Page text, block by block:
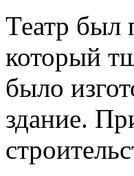
Театр был
который
было
здание.